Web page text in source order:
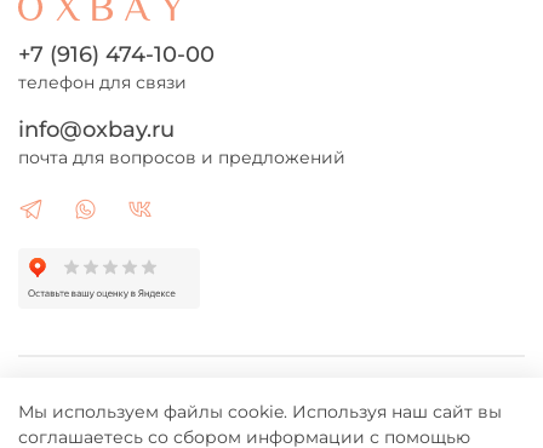
+7 (916) 474-10-00
телефон для связи
info@oxbay.ru
почта для вопросов и предложений
Мы используем файлы cookie. Используя наш сайт вы
соглашаетесь со сбором информации с помощью